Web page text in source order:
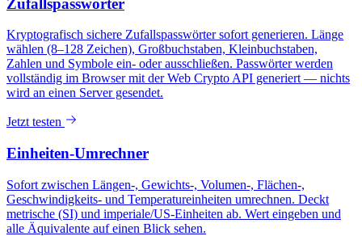
Kryptografisch sichere Zufallspasswörter sofort generieren. Länge
wählen (8–128 Zeichen), Großbuchstaben, Kleinbuchstaben,
Zahlen und Symbole ein- oder ausschließen. Passwörter werden
vollständig im Browser mit der Web Crypto API generiert — nichts
wird an einen Server gesendet.
Jetzt testen
Einheiten-Umrechner
Sofort zwischen Längen-, Gewichts-, Volumen-, Flächen-,
Geschwindigkeits- und Temperatureinheiten umrechnen. Deckt
metrische (SI) und imperiale/US-Einheiten ab. Wert eingeben und
alle Äquivalente auf einen Blick sehen.